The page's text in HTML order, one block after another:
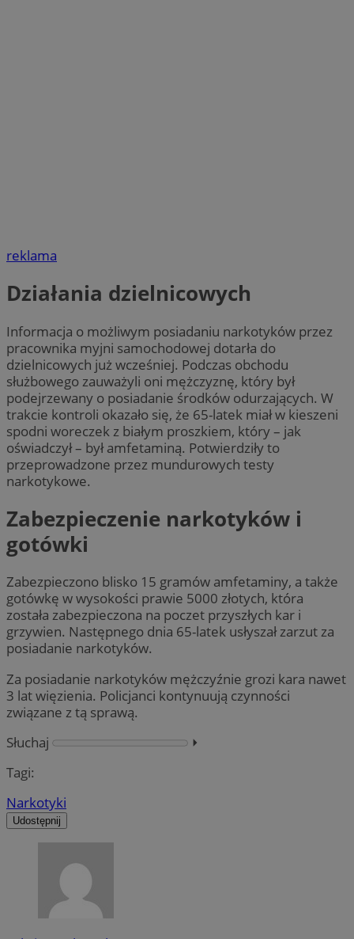
reklama
Działania dzielnicowych
Informacja o możliwym posiadaniu narkotyków przez
pracownika myjni samochodowej dotarła do
dzielnicowych już wcześniej. Podczas obchodu
służbowego zauważyli oni mężczyznę, który był
podejrzewany o posiadanie środków odurzających. W
trakcie kontroli okazało się, że 65-latek miał w kieszeni
spodni woreczek z białym proszkiem, który – jak
oświadczył – był amfetaminą. Potwierdziły to
przeprowadzone przez mundurowych testy
narkotykowe.
Zabezpieczenie narkotyków i
gotówki
Zabezpieczono blisko 15 gramów amfetaminy, a także
gotówkę w wysokości prawie 5000 złotych, która
została zabezpieczona na poczet przyszłych kar i
grzywien. Następnego dnia 65-latek usłyszał zarzut za
posiadanie narkotyków.
Za posiadanie narkotyków mężczyźnie grozi kara nawet
3 lat więzienia. Policjanci kontynuują czynności
związane z tą sprawą.
Słuchaj
⏵︎
Tagi:
Narkotyki
Udostępnij